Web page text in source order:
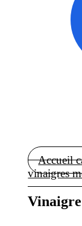
Accueil
vinaigres